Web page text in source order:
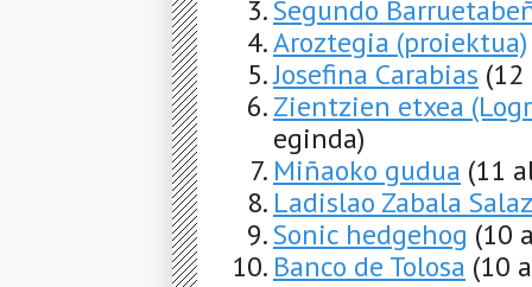
Segundo
Aroztegia (proiektua)
Josefina Carabias
Zientzien etxea
eginda)
Miñaoko gudua (11
Ladislao Zabala
Sonic hedgehog (10
Banco de Tolosa (10